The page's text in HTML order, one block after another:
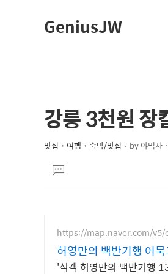
GeniusJW
상
세
컨
텐
본
문
제
강릉 3천원 장
맛집・여행・숙박/맛집 by야먹자
문댓
글
https://map.naver.com/
허영만의 백반기행 어
'식객 허영만의 백반기행